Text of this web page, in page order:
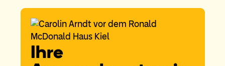
Ihre